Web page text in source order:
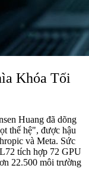
Khóa Tối
Huang đã dõng
thế hệ", được hậu
và Meta. Sức
tích hợp 72 GPU
22.500 môi trường